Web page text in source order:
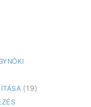
(19)